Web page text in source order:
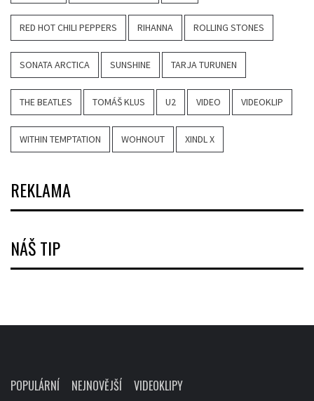
RED HOT CHILI PEPPERS RIHANNA ROLLING STONES
SONATA ARCTICA SUNSHINE TARJA TURUNEN
THE BEATLES TOMÁŠ KLUS U2 VIDEO VIDEOKLIP
WITHIN TEMPTATION WOHNOUT XINDL X
REKLAMA
NÁŠ TIP
POPULÁRNÍ NEJNOVĚJŠÍ VIDEOKLIPY